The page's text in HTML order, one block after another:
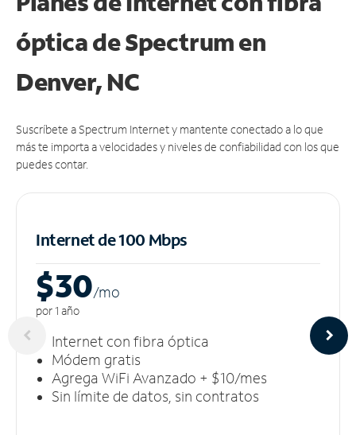
óptica de Spectrum en
Denver, NC
Suscríbete a Spectrum Internet y mantente conectado a lo que
más te importa a velocidades y niveles de confiabilidad con los que
puedes contar.
Internet de 100 Mbps
$30/mo
por 1 año
Internet con fibra óptica
Módem gratis
Agrega WiFi Avanzado + $10/mes
Sin límite de datos, sin contratos